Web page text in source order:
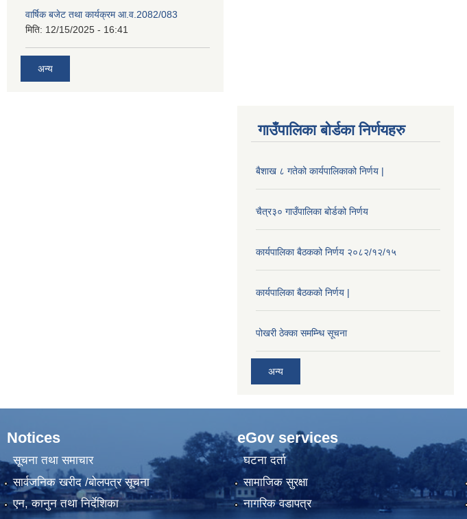
वार्षिक बजेट तथा कार्यक्रम आ.व.2082/083
मिति: 12/15/2025 - 16:41
अन्य
गाउँपालिका बोर्डका निर्णयहरु
बैशाख ८ गतेको कार्यपालिकाको निर्णय |
चैत्र३० गाउँपालिका बोर्डको निर्णय
कार्यपालिका बैठकको निर्णय २०८२/१२/१५
कार्यपालिका बैठकको निर्णय |
पोखरी ठेक्का समम्न्धि सूचना
अन्य
Notices
सूचना तथा समाचार
सार्वजनिक खरीद /बोलपत्र सूचना
एन, कानुन तथा निर्देशिका
eGov services
घटना दर्ता
सामाजिक सुरक्षा
नागरिक वडापत्र